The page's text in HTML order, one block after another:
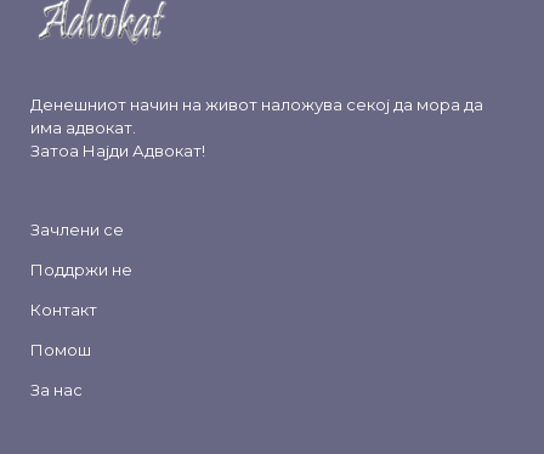
Денешниот начин на живот наложува секој да мора да
има адвокат.
Затоа Најди Адвокат!
Зачлени се
Поддржи не
Контакт
Помош
За нас